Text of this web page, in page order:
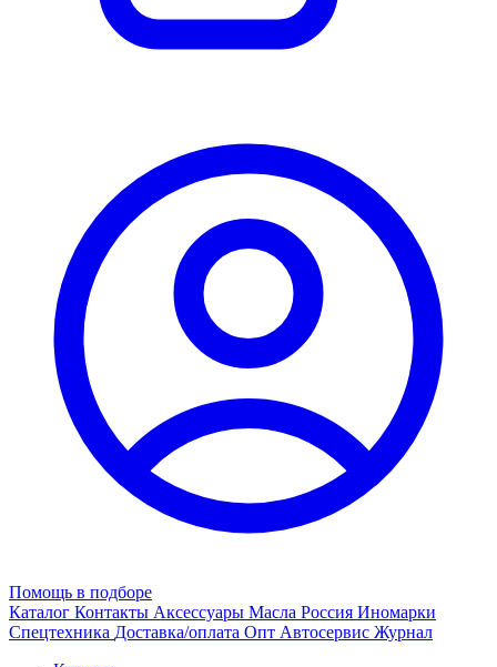
Помощь в подборе
Каталог Контакты Аксессуары Масла Россия Иномарки
Спецтехника Доставка/оплата Опт Автосервис Журнал